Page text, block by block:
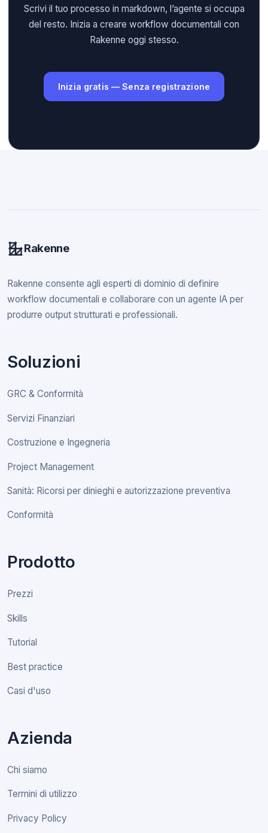
Scrivi il tuo processo in markdown, l’agente si occupa
del resto. Inizia a creare workflow documentali con
Rakenne oggi stesso.
Inizia gratis — Senza registrazione
Rakenne
Rakenne consente agli esperti di dominio di definire
workflow documentali e collaborare con un agente IA per
produrre output strutturati e professionali.
Soluzioni
GRC & Conformità
Servizi Finanziari
Costruzione e Ingegneria
Project Management
Sanità: Ricorsi per dinieghi e autorizzazione preventiva
Conformità
Prodotto
Prezzi
Skills
Tutorial
Best practice
Casi d'uso
Azienda
Chi siamo
Termini di utilizzo
Privacy Policy